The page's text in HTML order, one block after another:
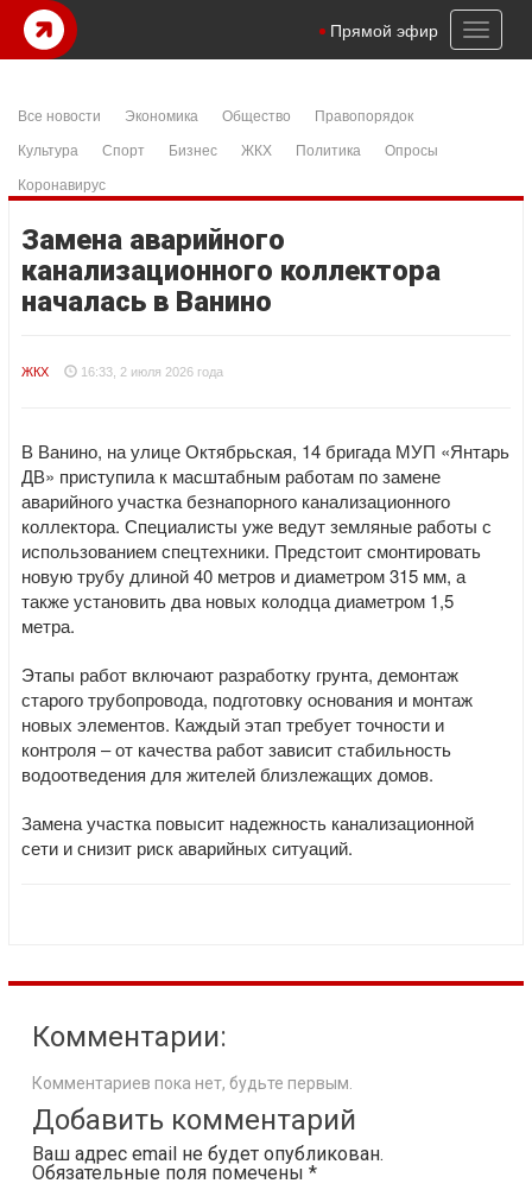
Toggle
Прямой эфир
Все новости Экономика Общество
Правопорядок
Культура
Спорт Бизнес ЖКХ Политика
Опросы
Коронавирус
Замена аварийного
канализационного коллектора
началась в Ванино
ЖКХ 16:33, 2 июля 2026 года
В Ванино, на улице Октябрьская, 14 бригада МУП «Янтарь
ДВ» приступила к масштабным работам по замене
аварийного участка безнапорного канализационного
коллектора. Специалисты уже ведут земляные работы с
использованием спецтехники. Предстоит смонтировать
новую трубу длиной 40 метров и диаметром 315 мм, а
также установить два новых колодца диаметром 1,5
метра.
Этапы работ включают разработку грунта, демонтаж
старого трубопровода, подготовку основания и монтаж
новых элементов. Каждый этап требует точности и
контроля – от качества работ зависит стабильность
водоотведения для жителей близлежащих домов.
Замена участка повысит надежность канализационной
сети и снизит риск аварийных ситуаций.
Комментарии:
Комментариев пока нет, будьте первым.
Добавить комментарий
Ваш адрес email не будет опубликован.
Обязательные поля помечены *